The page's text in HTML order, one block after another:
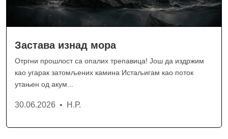
Застава изнад мора
Отргни прошлост са опалих трепавица! Још да издржим
као угарак затомљених камина Истаљигам као поток
утањен од акум...
30.06.2026 • Н.Р.